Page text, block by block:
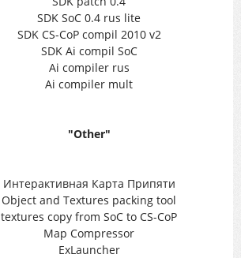
SDK SoC 0.4 rus lite
SDK CS-CoP compil 2010 v2
SDK Ai compil SoC
Ai compiler rus
Ai compiler mult
"Other"
Интерактивная Карта Припяти
Object and Textures packing tool
textures copy from SoC to CS-CoP
Map Compressor
ExLauncher